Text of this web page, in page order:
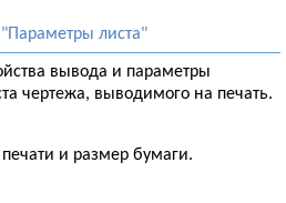
"Параметры листа"
вывода и параметры
чертежа, выводимого на печать.
печати и размер бумаги.